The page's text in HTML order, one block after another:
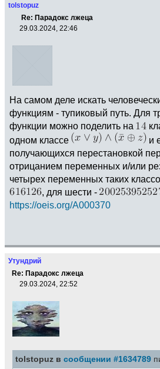
tolstopuz
Re: Парадокс лжеца
29.03.2024, 22:46
На самом деле искать
функциям - тупиковый путь. Для
функции можно поделить на
одном классе
и
получающихся перестановкой
отрицанием переменных и/или
четырех переменных таких
, для шести -
https://oeis.org/A000370
Утундрий
Re: Парадокс лжеца
29.03.2024, 22:52
tolstopuz в сообщении #1634789